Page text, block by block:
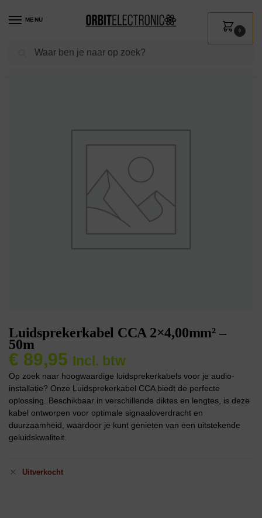
MENU
Zoeken
0
Shop / Installatie Kabel en snoer
Luidsprekerkabel CCA 2×4,00mm² –
50m
€ 89,95 Incl. btw
Op zoek naar hoogwaardige luidsprekerkabels voor je audio-
installatie? Onze Luidsprekerkabel CCA biedt de perfecte
oplossing. Beschikbaar in verschillende diktes en lengtes, is deze
kabel ontworpen voor optimale signaaloverdracht en
duurzaamheid, waardoor je kunt genieten van een uitstekende
geluidskwaliteit.
Uitverkocht